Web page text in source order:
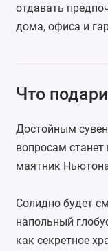
отдавать
дома, офиса и
Что
Достойным
вопросам станет
маятник
Солидно будет
напольный
как секретное